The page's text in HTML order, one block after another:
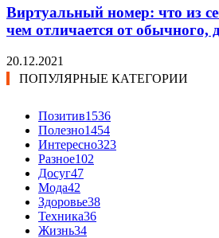
Виртуальный номер: что из
чем отличается от обычного,
20.12.2021
ПОПУЛЯРНЫЕ КАТЕГОРИИ
Позитив1536
Полезно1454
Интересно323
Разное102
Досуг47
Мода42
Здоровье38
Техника36
Жизнь34